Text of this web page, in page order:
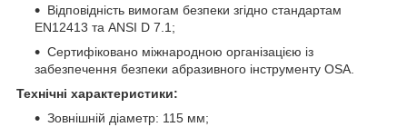
Відповідність вимогам безпеки згідно стандартам
EN12413 та ANSI D 7.1;
Сертифіковано міжнародною організацією із
забезпечення безпеки абразивного інструменту OSA.
Технічні характеристики:
Зовнішній діаметр: 115 мм;